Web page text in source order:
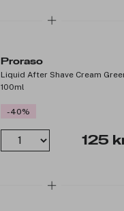
Proraso
Liquid After Shave Cream
100ml
-40%
125